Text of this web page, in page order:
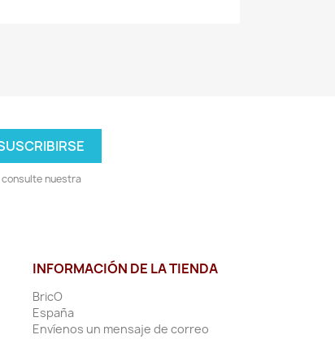
consulte nuestra
INFORMACIÓN DE LA TIENDA
BricO
España
Envíenos un mensaje de correo